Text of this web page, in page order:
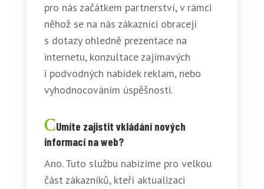
pro nás začátkem partnerství, v rámci
něhož se na nás zákazníci obracejí
s dotazy ohledně prezentace na
internetu, konzultace zajímavých
i podvodných nabídek reklam, nebo
vyhodnocováním úspěšnosti.
Umíte zajistit vkládání nových
informací na web?
Ano. Tuto službu nabízíme pro velkou
část zákazníků, kteří aktualizaci